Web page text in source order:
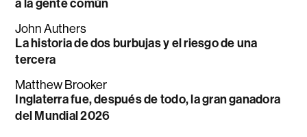
a la gente común
John Authers
La historia de dos burbujas y el riesgo de una
tercera
Matthew Brooker
Inglaterra fue, después de todo, la gran ganadora
del Mundial 2026